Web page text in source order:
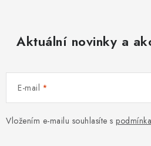
Aktuální novinky a
E-mail
Vložením e-mailu souhlasíte s